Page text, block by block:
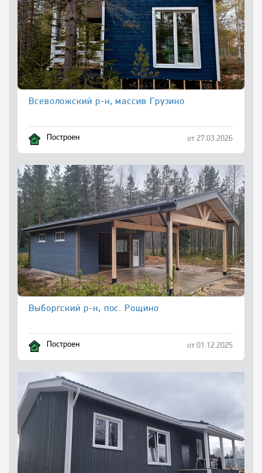
Всеволожский р-н, массив Грузино
Построен от 27.03.2026
Выборгский р-н, пос. Рощино
Построен от 01.12.2025